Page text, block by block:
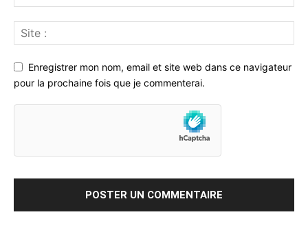
Enregistrer mon nom, email et site web dans ce navigateur
pour la prochaine fois que je commenterai.